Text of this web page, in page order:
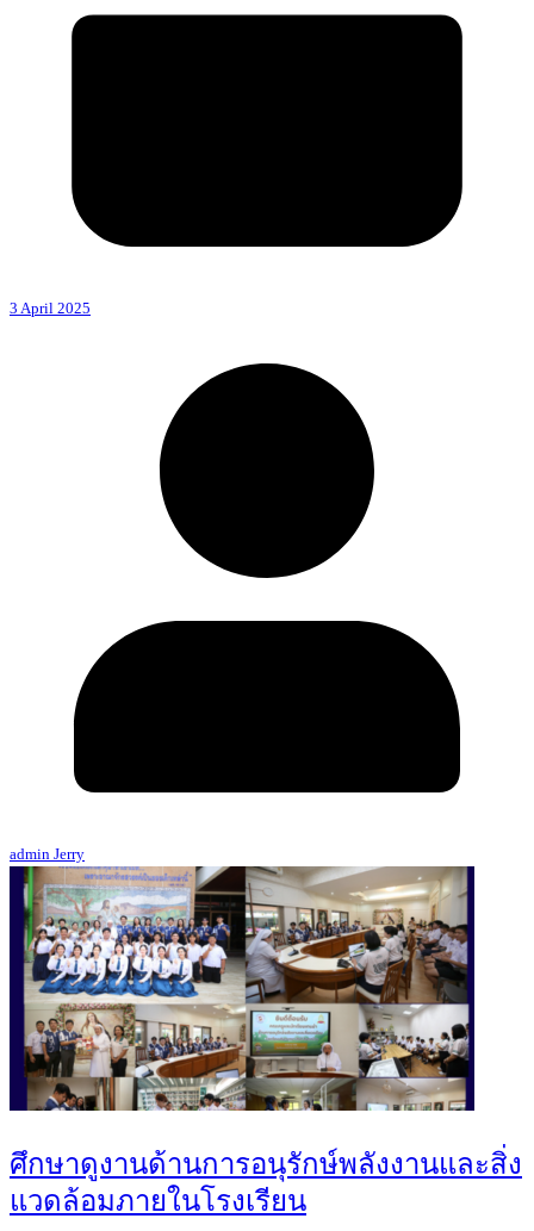
3 April 2025
admin Jerry
ศึกษาดูงานด้านการอนุรักษ์พลังงานและสิ่ง
แวดล้อมภายในโรงเรียน